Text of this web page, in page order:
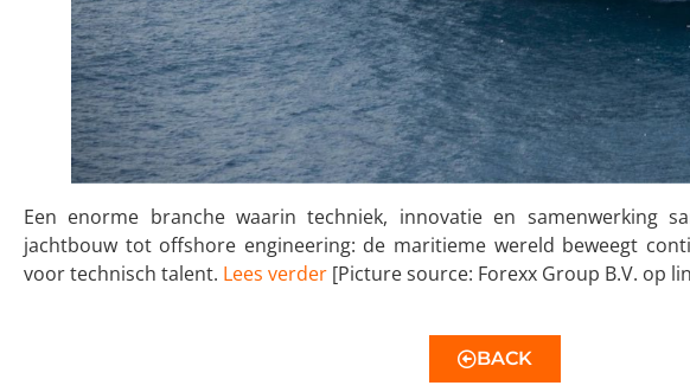
Een enorme branche waarin techniek, innovatie en samenwerking
jachtbouw tot offshore engineering: de maritieme wereld beweegt
voor technisch talent. Lees verder [Picture source: Forexx Group B.V. op
BACK